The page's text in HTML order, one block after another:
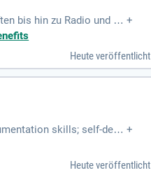
bis hin zu Radio und Po +
Heute veröffentlicht
skills; self-deve +
Heute veröffentlicht